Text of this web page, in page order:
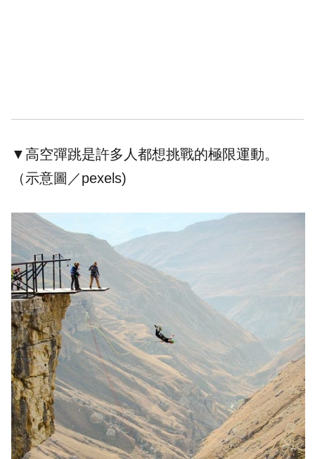
▼高空彈跳是許多人都想挑戰的極限運動。
（示意圖／pexels)